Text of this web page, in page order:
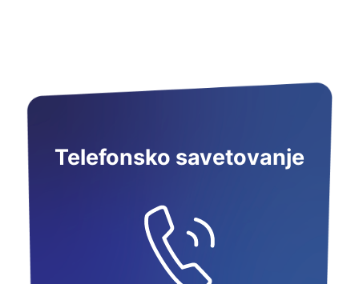
Telefonsko savetovanje